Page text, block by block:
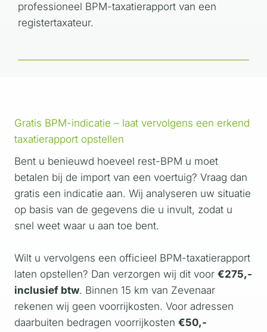
professioneel BPM-taxatierapport van een
registertaxateur.
Gratis BPM-indicatie – laat vervolgens een erkend
taxatierapport opstellen
Bent u benieuwd hoeveel rest-BPM u moet
betalen bij de import van een voertuig? Vraag dan
gratis een indicatie aan. Wij analyseren uw situatie
op basis van de gegevens die u invult, zodat u
snel weet waar u aan toe bent.
Wilt u vervolgens een officieel BPM-taxatierapport
laten opstellen? Dan verzorgen wij dit voor €275,-
inclusief btw. Binnen 15 km van Zevenaar
rekenen wij geen voorrijkosten. Voor adressen
daarbuiten bedragen voorrijkosten €50,-